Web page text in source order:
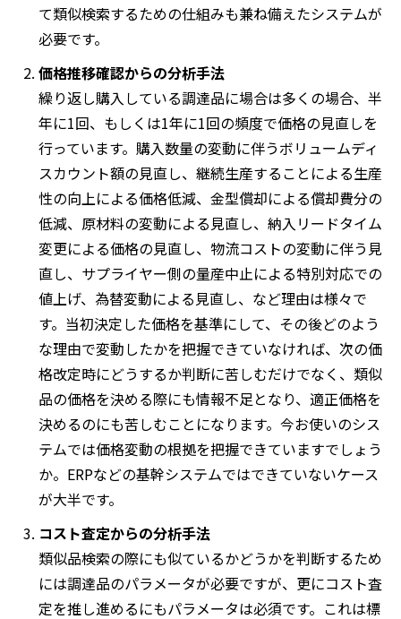
て類似検索するための仕組みも兼ね備えたシステムが
必要です。
価格推移確認からの分析手法
繰り返し購入している調達品に場合は多くの場合、半
年に1回、もしくは1年に1回の頻度で価格の見直しを
行っています。購入数量の変動に伴うボリュームディ
スカウント額の見直し、継続生産することによる生産
性の向上による価格低減、金型償却による償却費分の
低減、原材料の変動による見直し、納入リードタイム
変更による価格の見直し、物流コストの変動に伴う見
直し、サプライヤー側の量産中止による特別対応での
値上げ、為替変動による見直し、など理由は様々で
す。当初決定した価格を基準にして、その後どのよう
な理由で変動したかを把握できていなければ、次の価
格改定時にどうするか判断に苦しむだけでなく、類似
品の価格を決める際にも情報不足となり、適正価格を
決めるのにも苦しむことになります。今お使いのシス
テムでは価格変動の根拠を把握できていますでしょう
か。ERPなどの基幹システムではできていないケース
が大半です。
コスト査定からの分析手法
類似品検索の際にも似ているかどうかを判断するため
には調達品のパラメータが必要ですが、更にコスト査
定を推し進めるにもパラメータは必須です。これは標